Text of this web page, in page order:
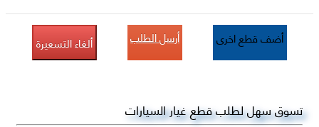
أضف قطع اخرى أرسل الطلب ألغاء التسعيرة
تسوق سهل لطلب قطع غيار السيارات